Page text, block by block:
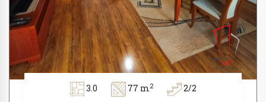
3.0 77 m2 2/2